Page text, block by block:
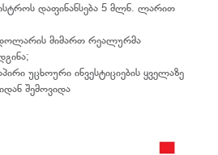
დაფინანსება 5 მლნ. ლარით
დოლარის მიმართ რეალურმა
უცხოური ინვესტიციების ყველაზე
შემოვიდა